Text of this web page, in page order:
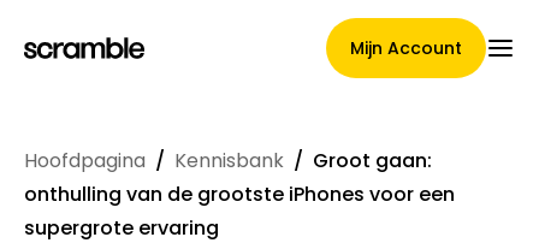
Mijn Account
Hoofdpagina
Hoofdpagina / Kennisbank / Groot gaan:
onthulling van de grootste iPhones voor een
supergrote ervaring